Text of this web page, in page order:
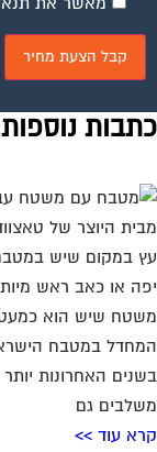
נוספות:
במקום שיש
או כאב ראש
שיש הוא כמעט
במטבח
האחרונות יותר
גם
עוד >>